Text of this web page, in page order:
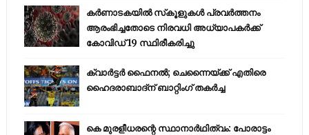
കര്‍ണാടകയില്‍ സ്‌കൂളുകള്‍ പ്രവര്‍ത്തനം
ആരംഭിച്ചതോടെ നിരവധി അധ്യാപകര്‍ക്ക്
കോവിഡ് 19 സ്ഥിരീകരിച്ചു
ക്വാർട്ടർ ഫൈനൽ; ചെന്നൈയ്ക്ക് എതിരെ
ഹൈദരാബാദ്ന് ബാറ്റിംഗ് തകർച്ച
കെ മുരളീധരന്റെ സ്ഥാനാർഥിത്വം: പോരാട്ടം